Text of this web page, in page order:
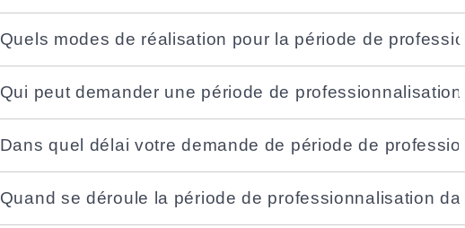
Quels modes de réalisation pour la période de
Qui peut demander une période de professionnalisation
Dans quel délai votre demande de période de
Quand se déroule la période de professionnalisation